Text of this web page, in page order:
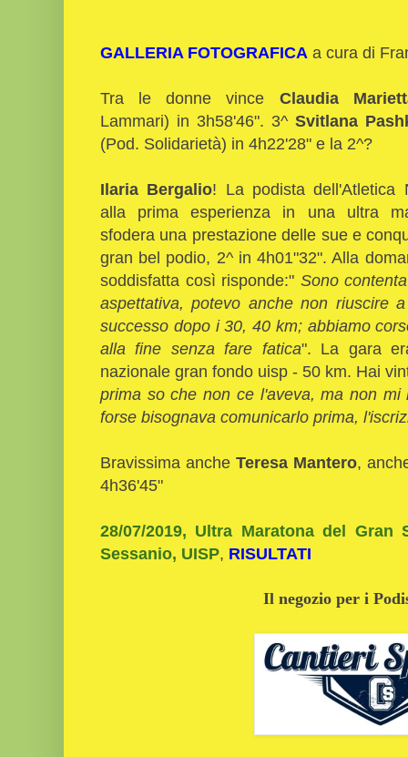
GALLERIA FOTOGRAFICA a cura di
Tra le donne vince Claudia
Lammari) in 3h58'46". 3^ Svitlana
(Pod. Solidarietà) in 4h22'28" e la 2^?
Ilaria Bergalio! La podista dell'Atletica
alla prima esperienza in una ultra
sfodera una prestazione delle sue e
gran bel podio, 2^ in 4h01"32". Alla
soddisfatta così risponde:" Sono
aspettativa, potevo anche non riuscire
successo dopo i 30, 40 km; abbiamo
alla fine senza fare fatica". La gara
nazionale gran fondo uisp - 50 km. Hai
prima so che non ce l'aveva, ma non
forse bisognava comunicarlo prima,
Bravissima ancheTeresa Mantero,
4h36'45"
28/07/2019, Ultra Maratona del
Sessanio, UISP, RISULTATI
Il negozio per i